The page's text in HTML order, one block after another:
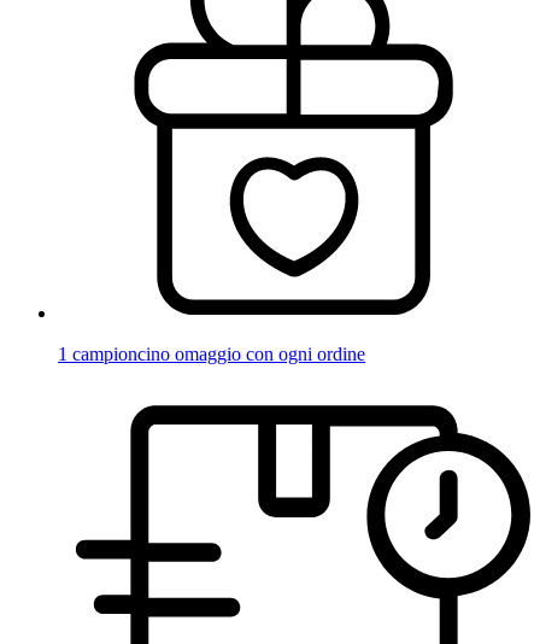
1 campioncino omaggio con ogni ordine